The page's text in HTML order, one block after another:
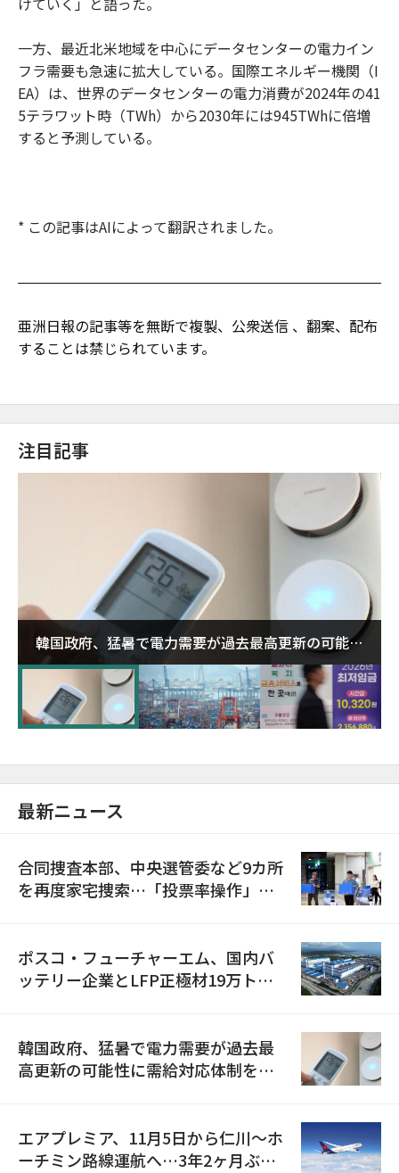
一方、最近北米地域を中心にデータセンターの電力イン
フラ需要も急速に拡大している。国際エネルギー機関（I
EA）は、世界のデータセンターの電力消費が2024年の41
5テラワット時（TWh）から2030年には945TWhに倍増
すると予測している。
* この記事はAIによって翻訳されました。
亜洲日報の記事等を無断で複製、公衆送信 、翻案、配布
することは禁じられています。
注目記事
韓国政府、猛暑で電力需要が過去最高更新の可能性
に需給対応体制を点検
最新ニュース
合同捜査本部、中央選管委など9カ所
を再度家宅捜索…「投票率操作」の
ポスコ・フューチャーエム、国内バ
ッテリー企業とLFP正極材19万トン
韓国政府、猛暑で電力需要が過去最
高更新の可能性に需給対応体制を点
エアプレミア、11月5日から仁川〜ホ
ーチミン路線運航へ…3年2ヶ月ぶり